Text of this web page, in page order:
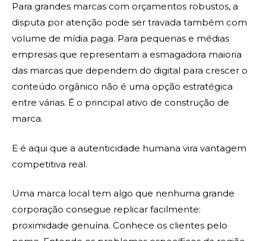
Para grandes marcas com orçamentos robustos, a
disputa por atenção pode ser travada também com
volume de mídia paga. Para pequenas e médias
empresas que representam a esmagadora maioria
das marcas que dependem do digital para crescer o
conteúdo orgânico não é uma opção estratégica
entre várias. É o principal ativo de construção de
marca.
E é aqui que a autenticidade humana vira vantagem
competitiva real.
Uma marca local tem algo que nenhuma grande
corporação consegue replicar facilmente:
proximidade genuína. Conhece os clientes pelo